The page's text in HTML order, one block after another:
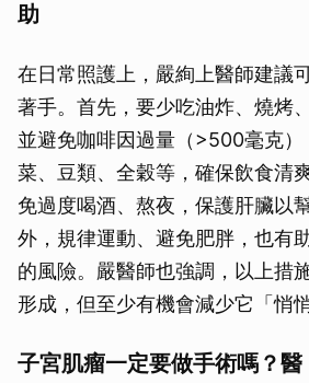
助
在日常照護上，嚴絢上醫師建議
著手。首先，要少吃油炸、燒烤
並避免咖啡因過量（>500毫克）
菜、豆類、全穀等，確保飲食清
免過度喝酒、熬夜，保護肝臟以
外，規律運動、避免肥胖，也有
的風險。嚴醫師也強調，以上措
形成，但至少有機會減少它「悄
子宮肌瘤一定要做手術嗎？